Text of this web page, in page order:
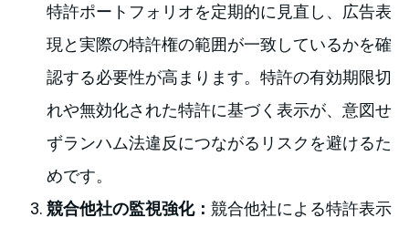
特許ポートフォリオを定期的に見直し、広告表
現と実際の特許権の範囲が一致しているかを確
認する必要性が高まります。特許の有効期限切
れや無効化された特許に基づく表示が、意図せ
ずランハム法違反につながるリスクを避けるた
めです。
競合他社の監視強化：競合他社による特許表示